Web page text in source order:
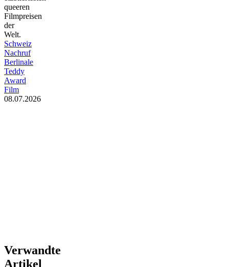
queeren
Filmpreisen
der
Welt.
Schweiz
Nachruf
Berlinale
Teddy
Award
Film
08.07.2026
Verwandte
Artikel